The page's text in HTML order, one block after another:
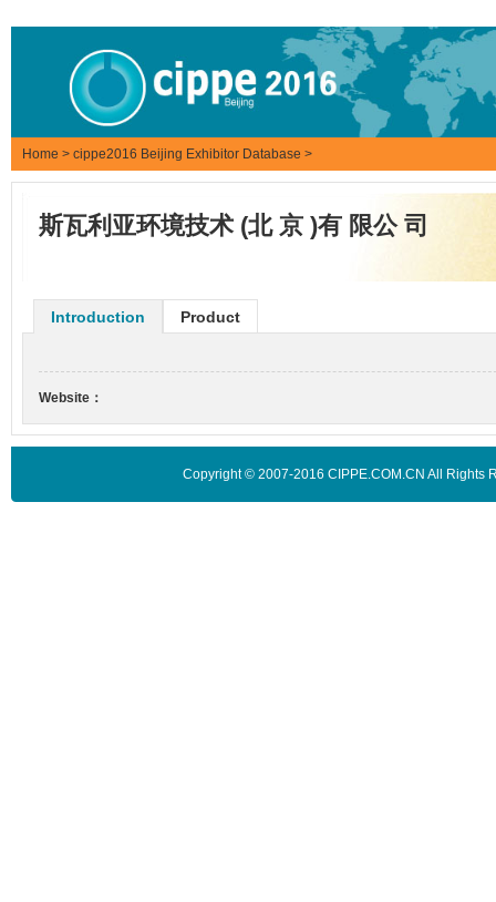
Home > cippe2016 Beijing Exhibitor Database >
斯瓦利亚环境技术 (北 京 )有 限公 司
Introduction Product
Website：
Copyright © 2007-2016 CIPPE.COM.CN All Rights